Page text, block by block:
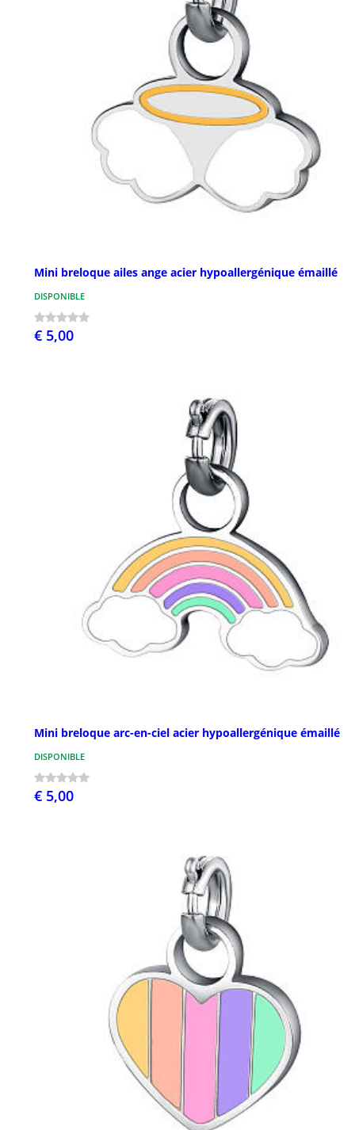
Mini breloque ailes ange acier hypoallergénique émaillé
DISPONIBLE
€ 5,00
Mini breloque arc-en-ciel acier hypoallergénique émaillé
DISPONIBLE
€ 5,00